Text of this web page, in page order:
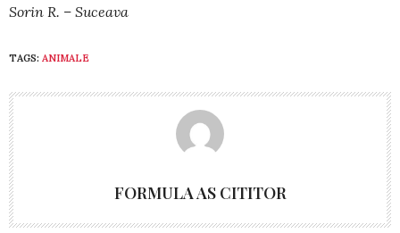
Sorin R. – Suceava
TAGS: ANIMALE
FORMULA AS CITITOR